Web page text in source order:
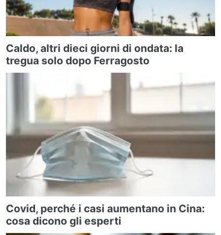
Caldo, altri dieci giorni di ondata: la
tregua solo dopo Ferragosto
Covid, perché i casi aumentano in Cina:
cosa dicono gli esperti